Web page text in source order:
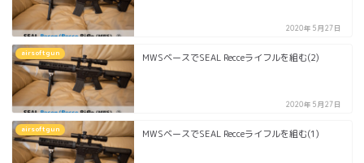
2020年5月27日
airsoftgun MWSベースでSEAL Recceライフルを組む(2)
2020年5月27日
airsoftgun MWSベースでSEAL Recceライフルを組む(1)